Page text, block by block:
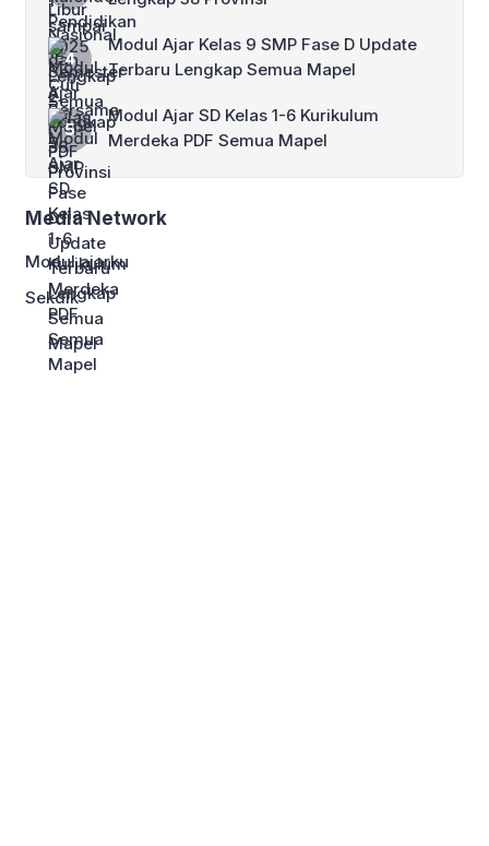
Modul Ajar Kelas 9 SMP Fase D Update
Terbaru Lengkap Semua Mapel
Modul Ajar SD Kelas 1-6 Kurikulum
Merdeka PDF Semua Mapel
Media Network
Modul ajarku
Sekdik